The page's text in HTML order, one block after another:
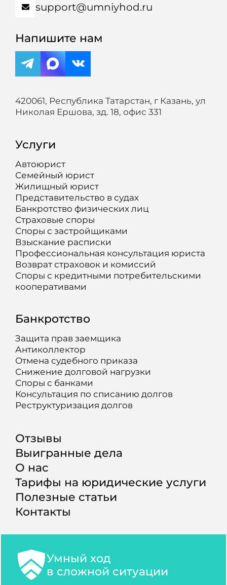
support@umniyhod.ru
Напишите нам
420061, Республика Татарстан, г Казань, ул
Николая Ершова, зд. 18, офис 331
Услуги
Автоюрист
Семейный юрист
Жилищный юрист
Представительство в судах
Банкротство физических лиц
Страховые споры
Споры с застройщиками
Взыскание расписки
Профессиональная консультация юриста
Возврат страховок и комиссий
Споры с кредитными потребительскими
кооперативами
Банкротство
Защита прав заемщика
Антиколлектор
Отмена судебного приказа
Снижение долговой нагрузки
Споры с банками
Консультация по списанию долгов
Реструктуризация долгов
Отзывы
Выигранные дела
О нас
Тарифы на юридические услуги
Полезные статьи
Контакты
Умный ход
в сложной ситуации